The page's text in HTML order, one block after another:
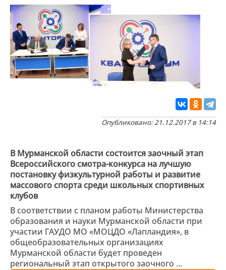
Опубликовано: 21.12.2017 в 14:14
В Мурманской области состоится заочный этап
Всероссийского смотра-конкурса на лучшую
постановку физкультурной работы и развитие
массового спорта среди школьных спортивных
клубов
В соответствии с планом работы Министерства
образования и науки Мурманской области при
участии ГАУДО МО «МОЦДО «Лапландия», в
общеобразовательных организациях
Мурманской области будет проведен
региональный этап открытого заочного ...